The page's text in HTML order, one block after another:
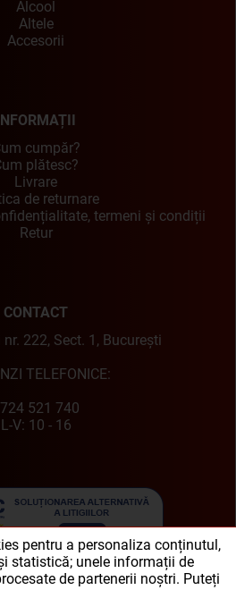
Alcool
Altele
Accesorii
cumpăr?
plătesc?
Livrare
de returnare
termeni și condiții
Retur
CONTACT
222, Sect. 1, București
TELEFONICE:
521 740
L-V: 10 - 16
pentru a personaliza conținutul,
statistică; unele informații de
de partenerii noștri. Puteți